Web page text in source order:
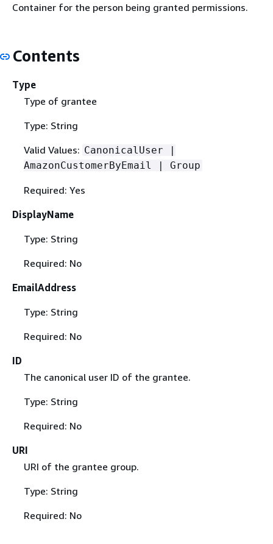
Container for the person being granted permissions.
Contents
Type
Type of grantee
Type: String
Valid Values: CanonicalUser |
AmazonCustomerByEmail | Group
Required: Yes
DisplayName
Type: String
Required: No
EmailAddress
Type: String
Required: No
ID
The canonical user ID of the grantee.
Type: String
Required: No
URI
URI of the grantee group.
Type: String
Required: No